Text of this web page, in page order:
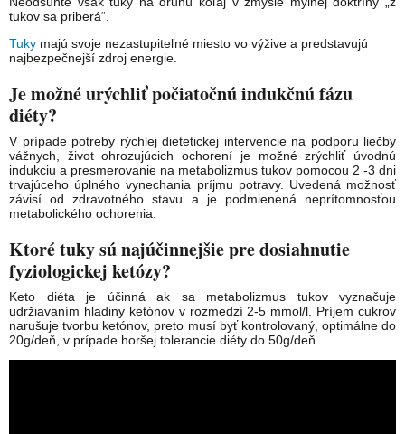
tukov sa priberá“.
Tuky majú svoje nezastupiteľné miesto vo výžive a predstavujú
najbezpečnejší zdroj energie.
Je možné urýchliť počiatočnú indukčnú fázu
diéty?
V prípade potreby rýchlej dietetickej intervencie na podporu liečby
vážnych, život ohrozujúcich ochorení je možné zrýchliť úvodnú
indukciu a presmerovanie na metabolizmus tukov pomocou 2 -3 dni
trvajúceho úplného vynechania príjmu potravy. Uvedená možnosť
závisí od zdravotného stavu a je podmienená neprítomnosťou
metabolického ochorenia.
Ktoré tuky sú najúčinnejšie pre dosiahnutie
fyziologickej ketózy?
Keto diéta je účinná ak sa metabolizmus tukov vyznačuje
udržiavaním hladiny ketónov v rozmedzí 2-5 mmol/l. Príjem cukrov
narušuje tvorbu ketónov, preto musí byť kontrolovaný, optimálne do
20g/deň, v prípade horšej tolerancie diéty do 50g/deň.